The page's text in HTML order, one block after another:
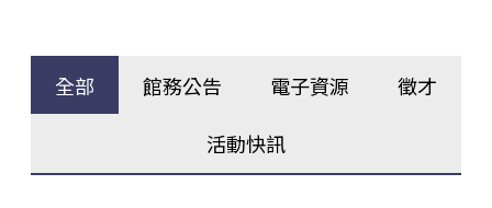
全部 館務公告 電子資源 徵才
活動快訊